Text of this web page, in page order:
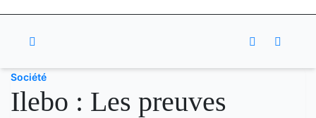
Société
Ilebo : Les preuves